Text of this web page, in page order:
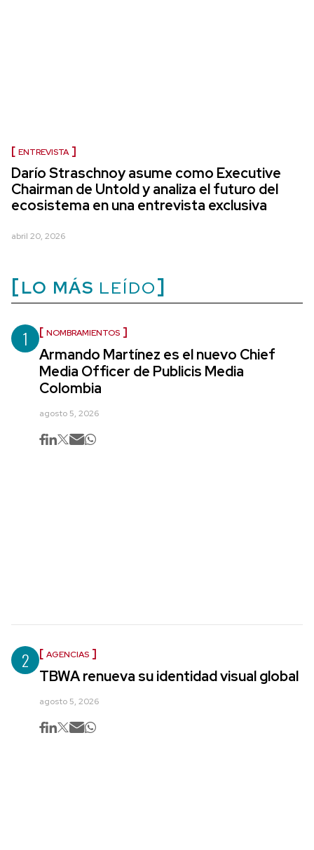
ENTREVISTA
Darío Straschnoy asume como Executive
Chairman de Untold y analiza el futuro del
ecosistema en una entrevista exclusiva
abril 20, 2026
LO MÁS LEÍDO
1 NOMBRAMIENTOS
Armando Martínez es el nuevo Chief
Media Officer de Publicis Media
Colombia
agosto 5, 2026
2 AGENCIAS
TBWA renueva su identidad visual global
agosto 5, 2026